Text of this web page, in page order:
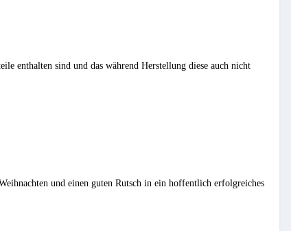
enthalten sind und das während Herstellung diese auch nicht
und einen guten Rutsch in ein hoffentlich erfolgreiches